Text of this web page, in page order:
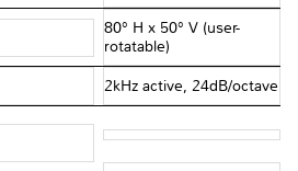
80° H x 50° V (user-
rotatable)
2kHz active, 24dB/octave